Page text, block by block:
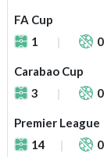
FA Cup
1
0
Carabao Cup
3
0
Premier League
14
0